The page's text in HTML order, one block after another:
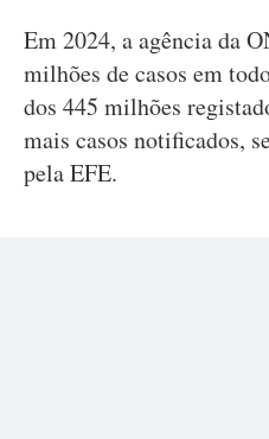
Em 2024, a agência da
milhões de casos em
dos 445 milhões
mais casos notificados,
pela EFE.